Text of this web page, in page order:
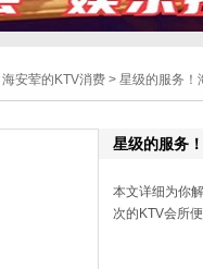
海安荤的KTV消费 > 星级的服务！
星级的服务
本文详细为你
次的KTV会所